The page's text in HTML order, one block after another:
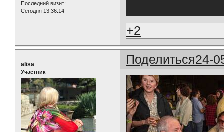
Последний визит:
Сегодня 13:36:14
+2
Поделиться24-
alisa
Участник